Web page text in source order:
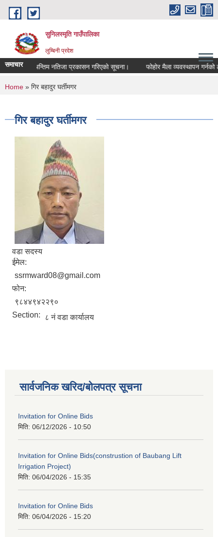
Skip to main content
सुनिलस्मृति गाउँपालिका
लुम्बिनी प्रदेश
समाचारअन्तिम नतिजा प्रकासन गरिएकाे सूचना। फोहोर मैला व्यवस्थापन गर्नको
You are here
Home » गिर बहादुर घर्तीमगर
गिर बहादुर घर्तीमगर
वडा सदस्य
ईमेल:
ssrmward08@gmail.com
फोन:
९८४४९४२२९०
Section:
८ नं वडा कार्यालय
सार्वजनिक खरिद/बोलपत्र सूचना
Invitation for Online Bids
मिति: 06/12/2026 - 10:50
Invitation for Online Bids(construstion of Baubang Lift
Irrigation Project)
मिति: 06/04/2026 - 15:35
Invitation for Online Bids
मिति: 06/04/2026 - 15:20